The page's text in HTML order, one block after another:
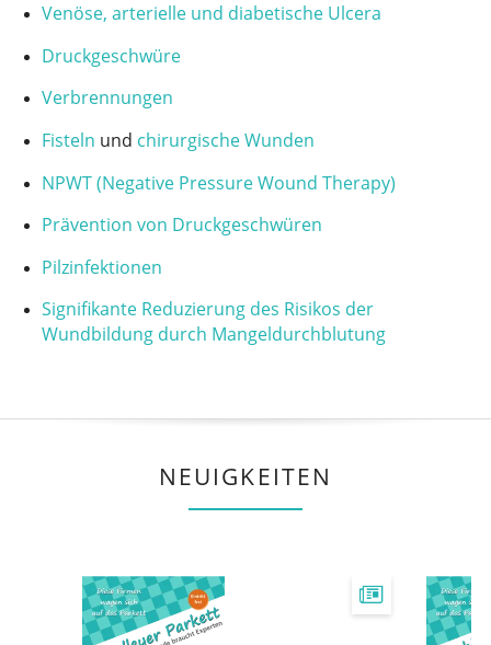
Venöse, arterielle und diabetische Ulcera
Druckgeschwüre
Verbrennungen
Fisteln und chirurgische Wunden
NPWT (Negative Pressure Wound Therapy)
Prävention von Druckgeschwüren
Pilzinfektionen
Signifikante Reduzierung des Risikos der
Wundbildung durch Mangeldurchblutung
NEUIGKEITEN